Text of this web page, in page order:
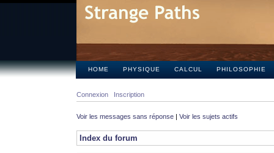
HOME PHYSIQUE CALCUL PHILOSOPHIE
Connexion Inscription
Voir les messages sans réponse | Voir les sujets actifs
Index du forum